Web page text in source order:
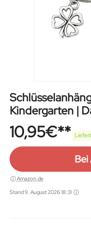
Kindergarten |
10,95€
Bei
Amazon.de
Stand 9. August 2026 18:31